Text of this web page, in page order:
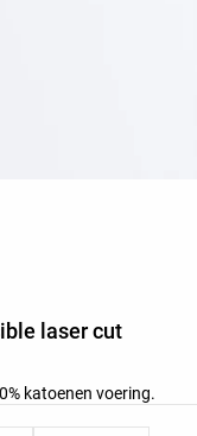
laser cut
katoenen voering.